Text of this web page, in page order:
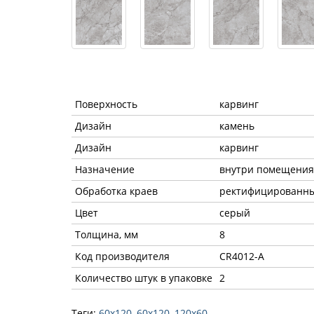
Поверхность
карвинг
Дизайн
камень
Дизайн
карвинг
Назначение
внутри помещения
Обработка краев
Цвет
серый
Толщина, мм
8
Код производителя
CR4012-A
Количество штук в упаковке 2